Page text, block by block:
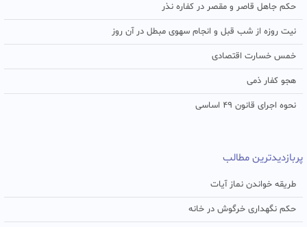
حکم جاهل قاصر و مقصر در کفاره نذر
نیت روزه از شب قبل و انجام سهوی مبطل در آن روز
خمس خسارت اقتصادی
هجو کفار ذمی
نحوه اجرای قانون ۴۹ اساسی
پربازدیدترین مطالب
طریقه خواندن نماز آیات
حکم نگهداری خرگوش در خانه